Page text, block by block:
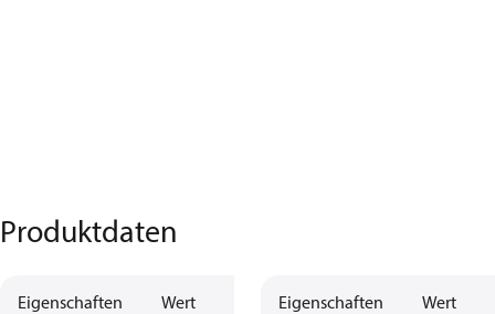
Produktdaten
Eigenschaften Wert Eigenschaften Wert